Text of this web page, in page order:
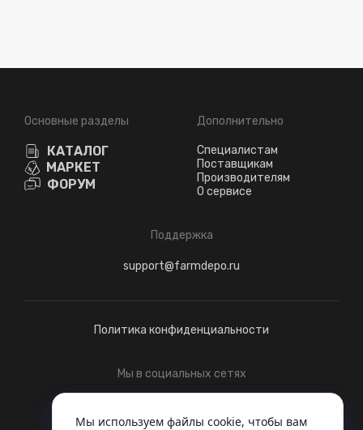
Основные разделы
КАТАЛОГ
МАРКЕТ
ФОРУМ
Дополнительно
Специалистам
Поставщикам
Производителям
О сервисе
Поддержка
support@farmdepo.ru
Политика конфиденциальности
Мы в социальных сетях
Мы используем файлы cookie, чтобы вам